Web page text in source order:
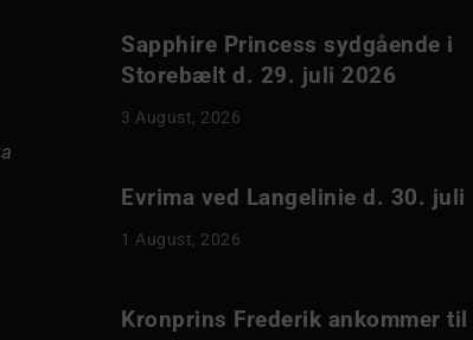
Sapphire Princess sydgående i
Storebælt d. 29. juli 2026
3 August, 2026
Evrima ved Langelinie d. 30. juli
1 August, 2026
Kronprins Frederik ankommer til